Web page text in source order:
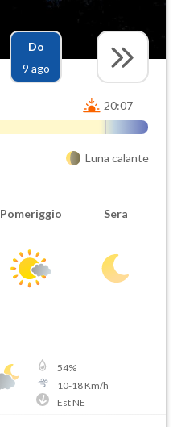
Do
9 ago
20:07
Luna calante
Pomeriggio Sera
54%
10-18Km/h
Est NE